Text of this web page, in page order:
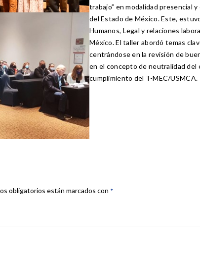
trabajo” en modalidad presencial
del Estado de México. Este,
Humanos, Legal y relaciones
México. El taller abordó temas
centrándose en la revisión de
en el concepto de neutralidad del
cumplimiento del T-MEC/USMCA.
obligatorios están marcados con *